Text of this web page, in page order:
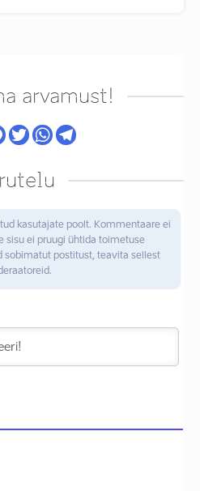
arvamust!
kasutajate poolt. Kommentaare ei
sisu ei pruugi ühtida toimetuse
sobimatut postitust, teavita sellest